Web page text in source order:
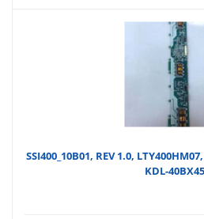
SSI400_10B01, REV 1.0,
KDL-